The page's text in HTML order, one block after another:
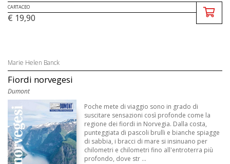
CARTACEO
€ 19,90
Marie Helen Banck
Fiordi norvegesi
Dumont
Poche mete di viaggio sono in grado di
suscitare sensazioni così profonde come la
regione dei fiordi in Norvegia. Dalla costa,
punteggiata di pascoli brulli e bianche spiagge
di sabbia, i bracci di mare si insinuano per
chilometri e chilometri fino all'entroterra più
profondo, dove str ...